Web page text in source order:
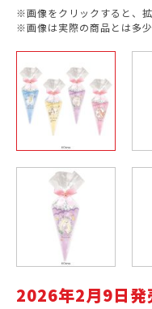
※画像をクリックすると、
※画像は実際の商品とは多
2026年2月9日発